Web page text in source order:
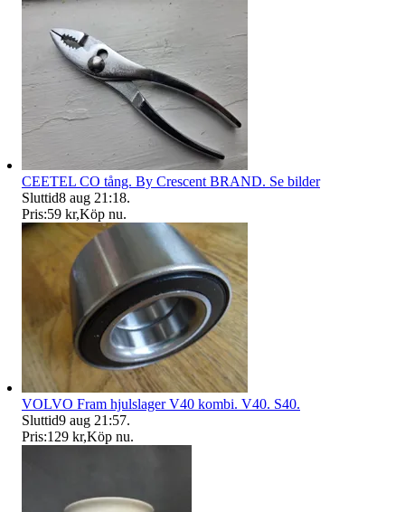
CEETEL CO tång. By Crescent BRAND. Se bilder
Sluttid8 aug 21:18.
Pris:59 kr,Köp nu.
VOLVO Fram hjulslager V40 kombi. V40. S40.
Sluttid9 aug 21:57.
Pris:129 kr,Köp nu.